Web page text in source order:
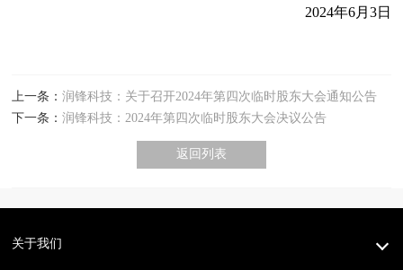
2024年6月 3日
上一条：润锋科技：关于召开2024年第四次临时股东大会通知公告
下一条：润锋科技：2024年第四次临时股东大会决议公告
返回列表
关于我们